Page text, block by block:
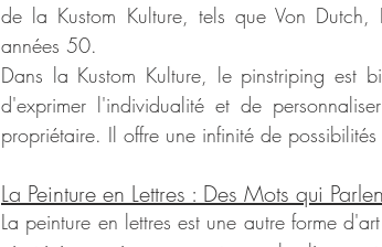
de la Kustom Kulture, tels que Von
années 50.
Dans la Kustom Kulture, le pinstriping est
d'exprimer l'individualité et de
propriétaire. Il offre une infinité de possibilités
La Peinture en Lettres : Des Mots qui
La peinture en lettres est une autre forme